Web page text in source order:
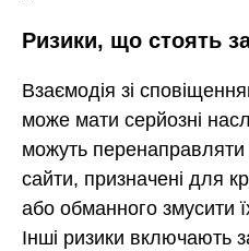
Ризики, що стоять
Взаємодія зі
може мати серйозні
можуть
сайти, призначені для
або обманного змусити
Інші ризики включають